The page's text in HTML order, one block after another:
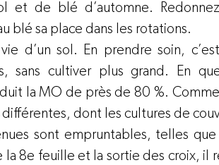
et de blé d’automne.
blé sa place dans les rotations.
d’un sol. En prendre soin,
sans cultiver plus grand. En
la MO de près de 80 %.
dont les cultures de
sont empruntables, telles que
la 8e feuille et la sortie des croix, il